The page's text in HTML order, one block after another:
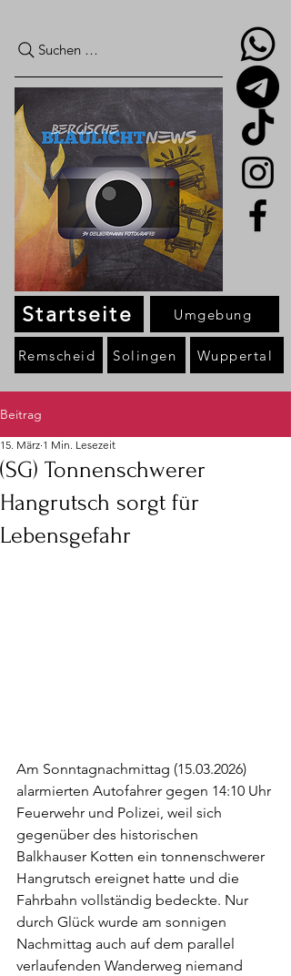
Suchen …
Startseite
Remscheid Solingen Wuppertal
Umgebung
Beitrag
(SG) Tonnenschwerer
Hangrutsch sorgt für
Lebensgefahr
15. März 1 Min. Lesezeit
Am Sonntagnachmittag (15.03.2026)
alarmierten Autofahrer gegen 14:10 Uhr
Feuerwehr und Polizei, weil sich
gegenüber des historischen
Balkhauser Kotten ein tonnenschwerer
Hangrutsch ereignet hatte und die
Fahrbahn vollständig bedeckte. Nur
durch Glück wurde am sonnigen
Nachmittag auch auf dem parallel
verlaufenden Wanderweg niemand